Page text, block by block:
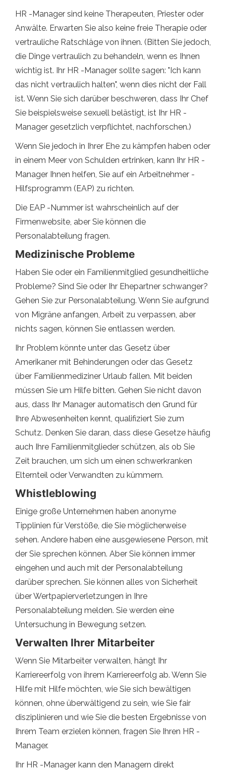
HR -Manager sind keine Therapeuten, Priester oder
Anwälte. Erwarten Sie also keine freie Therapie oder
vertrauliche Ratschläge von ihnen. (Bitten Sie jedoch,
die Dinge vertraulich zu behandeln, wenn es Ihnen
wichtig ist. Ihr HR -Manager sollte sagen: "Ich kann
das nicht vertraulich halten", wenn dies nicht der Fall
ist. Wenn Sie sich darüber beschweren, dass Ihr Chef
Sie beispielsweise sexuell belästigt, ist Ihr HR -
Manager gesetzlich verpflichtet, nachforschen.)
Wenn Sie jedoch in Ihrer Ehe zu kämpfen haben oder
in einem Meer von Schulden ertrinken, kann Ihr HR -
Manager Ihnen helfen, Sie auf ein Arbeitnehmer -
Hilfsprogramm (EAP) zu richten.
Die EAP -Nummer ist wahrscheinlich auf der
Firmenwebsite, aber Sie können die
Personalabteilung fragen.
Medizinische Probleme
Haben Sie oder ein Familienmitglied gesundheitliche
Probleme? Sind Sie oder Ihr Ehepartner schwanger?
Gehen Sie zur Personalabteilung. Wenn Sie aufgrund
von Migräne anfangen, Arbeit zu verpassen, aber
nichts sagen, können Sie entlassen werden.
Ihr Problem könnte unter das Gesetz über
Amerikaner mit Behinderungen oder das Gesetz
über Familienmediziner Urlaub fallen. Mit beiden
müssen Sie um Hilfe bitten. Gehen Sie nicht davon
aus, dass Ihr Manager automatisch den Grund für
Ihre Abwesenheiten kennt, qualifiziert Sie zum
Schutz. Denken Sie daran, dass diese Gesetze häufig
auch Ihre Familienmitglieder schützen, als ob Sie
Zeit brauchen, um sich um einen schwerkranken
Elternteil oder Verwandten zu kümmern.
Whistleblowing
Einige große Unternehmen haben anonyme
Tipplinien für Verstöße, die Sie möglicherweise
sehen. Andere haben eine ausgewiesene Person, mit
der Sie sprechen können. Aber Sie können immer
eingehen und auch mit der Personalabteilung
darüber sprechen. Sie können alles von Sicherheit
über Wertpapierverletzungen in Ihre
Personalabteilung melden. Sie werden eine
Untersuchung in Bewegung setzen.
Verwalten Ihrer Mitarbeiter
Wenn Sie Mitarbeiter verwalten, hängt Ihr
Karriereerfolg von ihrem Karriereerfolg ab. Wenn Sie
Hilfe mit Hilfe möchten, wie Sie sich bewältigen
können, ohne überwältigend zu sein, wie Sie fair
disziplinieren und wie Sie die besten Ergebnisse von
Ihrem Team erzielen können, fragen Sie Ihren HR -
Manager.
Ihr HR -Manager kann den Managern direkt